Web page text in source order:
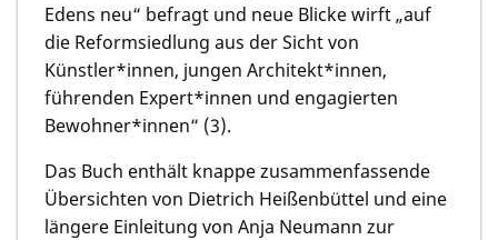
Edens neu“ befragt und neue Blicke wirft „auf
die Reformsiedlung aus der Sicht von
Künstler*innen, jungen Architekt*innen,
führenden Expert*innen und engagierten
Bewohner*innen“ (3).
Das Buch enthält knappe zusammenfassende
Übersichten von Dietrich Heißenbüttel und eine
längere Einleitung von Anja Neumann zur